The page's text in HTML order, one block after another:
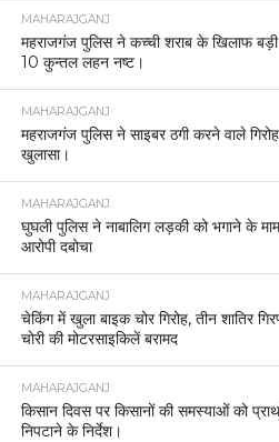
MAHARAJGANJ
महराजगंज पुलिस ने कच्ची शराब के खिलाफ बड़ी
10 कुन्तल लहन नष्ट।
MAHARAJGANJ
महराजगंज पुलिस ने साइबर ठगी करने वाले
खुलासा।
MAHARAJGANJ
घुघली पुलिस ने नाबालिग लड़की को भगाने के
आरोपी दबोचा
MAHARAJGANJ
चेकिंग में खुला बाइक चोर गिरोह, तीन शातिर
चोरी की मोटरसाइकिलें बरामद
MAHARAJGANJ
किसान दिवस पर किसानों की समस्याओं को
निपटाने के निर्देश।